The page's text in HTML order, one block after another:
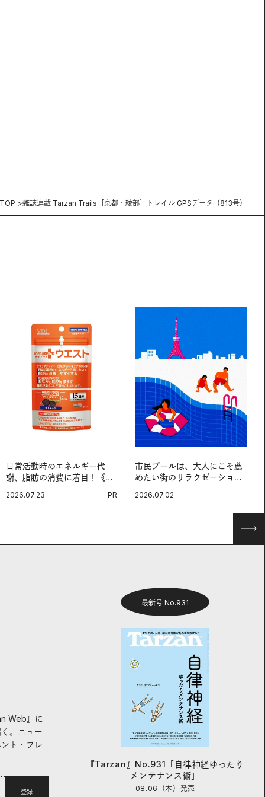
TOP 雑誌連載 Tarzan Trails［京都・綾部］トレイル GPSデータ（813号）
日常活動時のエネルギー代
謝、脂肪の消費に着目！《メ
体メンテ習慣。
2026.07.23 PR
市民プールは、大人にこそ薦
めたい街のリラクゼーション
2026.07.02
Web』に
。ニュー
ト・プレ
登録
最新号 No.931
『Tarzan』No.931「自律神経ゆったり
メンテナンス術」
08.06（木） 発売